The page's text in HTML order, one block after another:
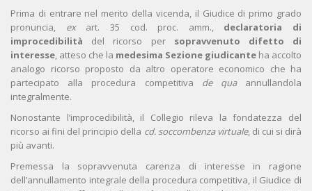
Prima di entrare nel merito della vicenda, il Giudice di primo grado
pronuncia, ex art. 35 cod. proc. amm., declaratoria di
improcedibilità del ricorso per sopravvenuto difetto di
interesse, atteso che la medesima Sezione giudicante ha accolto
analogo ricorso proposto da altro operatore economico che ha
partecipato alla procedura competitiva de qua annullandola
integralmente.
Nonostante l’improcedibilità, il Collegio rileva la fondatezza del
ricorso ai fini del principio della cd. soccombenza virtuale, di cui si dirà
più avanti.
Premessa la sopravvenuta carenza di interesse in ragione
dell’annullamento integrale della procedura competitiva, il Giudice di